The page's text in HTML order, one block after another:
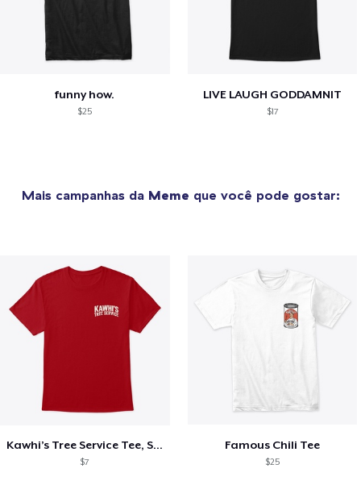
funny how.
$25
LIVE LAUGH GODDAMNIT
$17
Mais campanhas da Meme que você pode gostar:
Kawhi’s Tree Service Tee, Shirts, Mug
$7
Famous Chili Tee
$25